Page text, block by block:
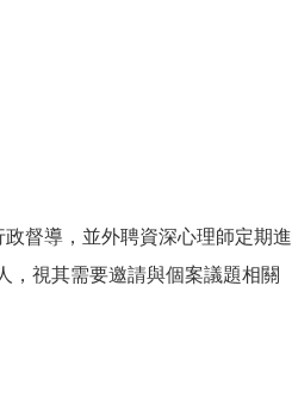
督導，並外聘資深心理師定期進
，視其需要邀請與個案議題相關